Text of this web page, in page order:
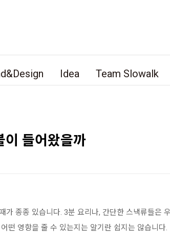
Idea Team Slowalk
이 들어왔을까
가 종종 있습니다. 3분 요리나, 간단한 스낵류들은
떤 영향을 줄 수 있는지는 알기란 쉽지는 않습니다.